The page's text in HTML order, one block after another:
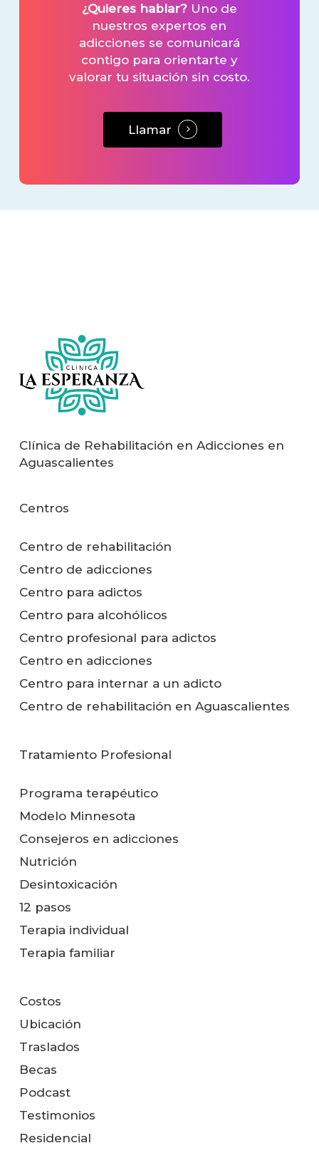
¿Quieres hablar?Uno de
nuestros expertos en
adicciones se comunicará
contigo para orientarte y
valorar tu situación sin costo.
Llamar
Clínica de Rehabilitación en Adicciones en
Aguascalientes
Centros
Centro de rehabilitación
Centro de adicciones
Centro para adictos
Centro para alcohólicos
Centro profesional para adictos
Centro en adicciones
Centro para internar a un adicto
Centro de rehabilitación en Aguascalientes
Tratamiento Profesional
Programa terapéutico
Modelo Minnesota
Consejeros en adicciones
Nutrición
Desintoxicación
12 pasos
Terapia individual
Terapia familiar
Costos
Ubicación
Traslados
Becas
Podcast
Testimonios
Residencial